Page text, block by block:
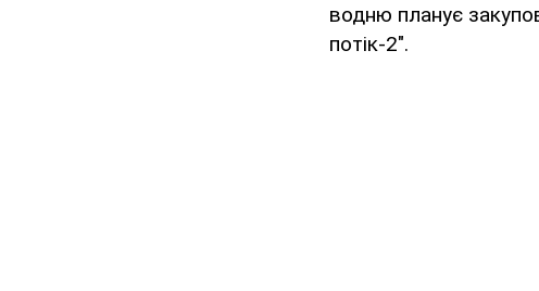
водню планує
потік-2".